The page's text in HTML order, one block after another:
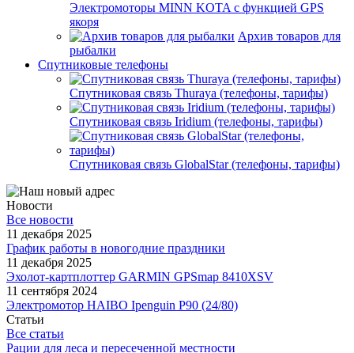
Электромоторы MINN KOTA с функцией GPS
якоря
Архив товаров для
рыбалки
Спутниковые телефоны
Спутниковая связь Thuraya (телефоны, тарифы)
Спутниковая связь Iridium (телефоны, тарифы)
Спутниковая связь GlobalStar (телефоны, тарифы)
Новости
Все новости
11 декабря 2025
График работы в новогодние праздники
11 декабря 2025
Эхолот-картплоттер GARMIN GPSmap 8410XSV
11 сентября 2024
Электромотор HAIBO Ipenguin P90 (24/80)
Статьи
Все статьи
Рации для леса и пересеченной местности